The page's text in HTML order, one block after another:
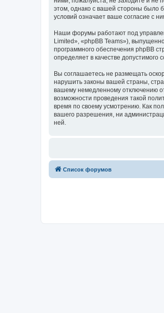
этом, однако с вашей стороны было
условий означает ваше согласие с
Наши форумы работают под
Limited», «phpBB Teams»),
программного обеспечения phpBB
определяет в качестве
Вы соглашаетесь не размещать
нарушить законы вашей страны,
вашему немедленному отключению
возможности проведения такой
время по своему усмотрению. Как
вашего разрешения, ни
ней.
Список форумов